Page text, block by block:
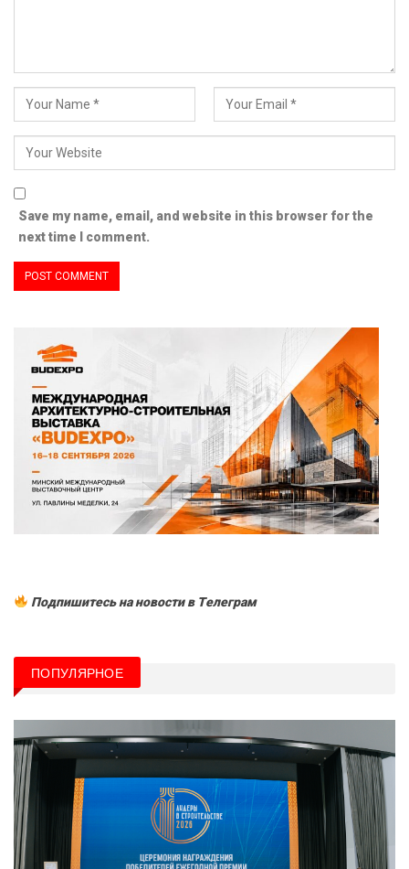
Save my name, email, and website in this browser for the
next time I comment.
Подпишитесь на новости в Tелеграм
ПОПУЛЯРНОЕ